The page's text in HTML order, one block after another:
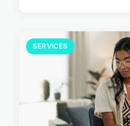
SERVICES